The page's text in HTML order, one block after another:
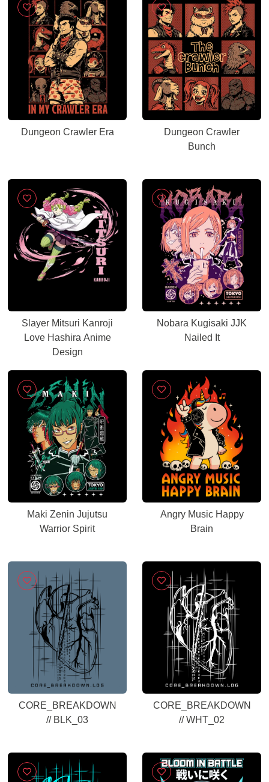
Dungeon Crawler Era
Dungeon Crawler
Bunch
Slayer Mitsuri Kanroji
Love Hashira Anime
Design
Nobara Kugisaki JJK
Nailed It
Maki Zenin Jujutsu
Warrior Spirit
Angry Music Happy
Brain
CORE_BREAKDOWN
// BLK_03
CORE_BREAKDOWN
// WHT_02